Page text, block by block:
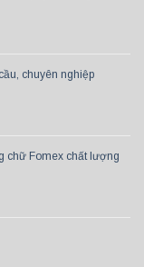
chuyên nghiệp
chữ Fomex chất lượng